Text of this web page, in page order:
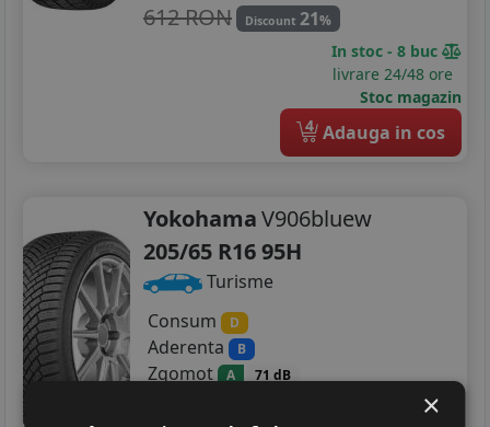
612 RON Discount 21%
In stoc - 8 buc
livrare 24/48 ore
Stoc magazin
4 Adauga in cos
YokohamaV906bluew
205/65 R16 95H
Turisme
Consum
D
Aderenta B
Zgomot A 71 dB
×